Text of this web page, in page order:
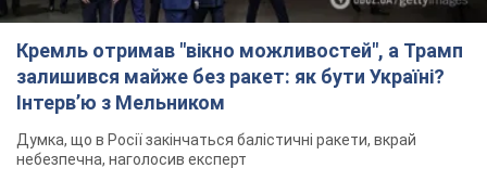
Кремль отримав "вікно можливостей", а Трамп
залишився майже без ракет: як бути Україні?
Інтерв’ю з Мельником
Думка, що в Росії закінчаться балістичні ракети, вкрай
небезпечна, наголосив експерт